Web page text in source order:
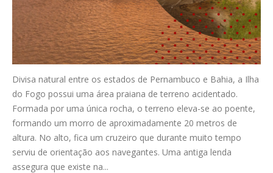
Divisa natural entre os estados de Pernambuco e Bahia, a Ilha
do Fogo possui uma área praiana de terreno acidentado.
Formada por uma única rocha, o terreno eleva-se ao poente,
formando um morro de aproximadamente 20 metros de
altura. No alto, fica um cruzeiro que durante muito tempo
serviu de orientação aos navegantes. Uma antiga lenda
assegura que existe na...